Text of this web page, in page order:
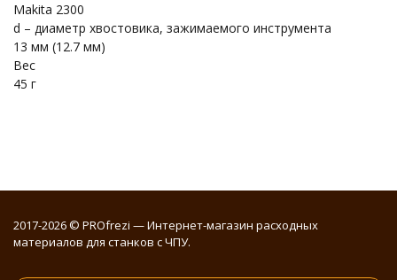
Makita 2300
d – диаметр хвостовика, зажимаемого инструмента
13 мм (12.7 мм)
Вес
45 г
2017-2026 © PROfrezi — Интернет-магазин расходных
материалов для станков с ЧПУ.